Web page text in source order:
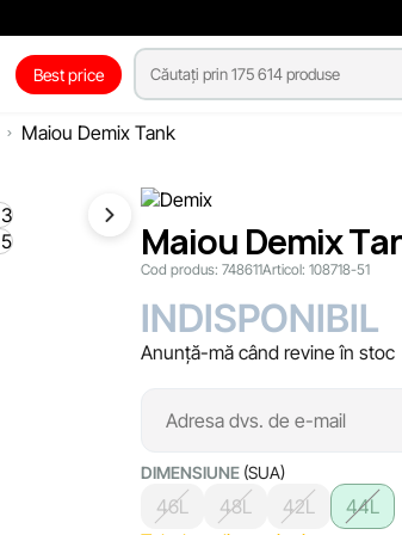
Best price
Maiou Demix Tank
Maiou Demix
Cod produs: 748611Articol: 108718-51
INDISPONIBIL
Anunță-mă când revine în stoc
DIMENSIUNE (SUA)
46L 48L 42L
44L